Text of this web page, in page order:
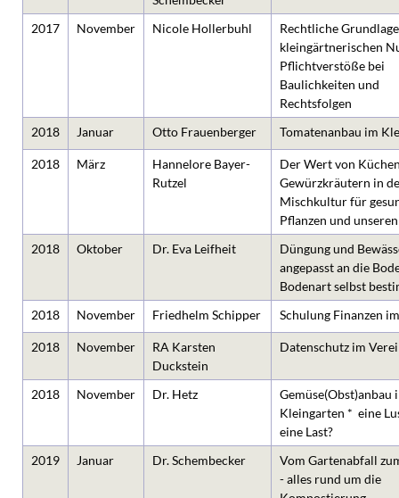
2017 November Nicole Hollerbuhl
Rechtliche
kleingärtnerischen
Pflichtverstöße bei
Baulichkeiten und
Rechtsfolgen
2018
Januar Otto Frauenberger Tomatenanbau im
2018 März
Hannelore Bayer-
Rutzel
Der Wert von
Gewürzkräutern in
Mischkultur für
Pflanzen und
2018
Oktober Dr. Eva Leifheit
Düngung und
angepasst an die
Bodenart selbst
2018
November Friedhelm Schipper Schulung Finanzen
2018 November
RA Karsten
Duckstein
Datenschutz im
2018 November Dr. Hetz
Gemüse(Obst)anbau
Kleingarten * eine
eine Last?
2019
Januar Dr. Schembecker
Vom Gartenabfall
- alles rund um die